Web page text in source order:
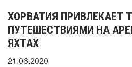
ХОРВАТИЯ ПРИВЛЕКАЕТ
ПУТЕШЕСТВИЯМИ НА
ЯХТАХ
21.06.2020